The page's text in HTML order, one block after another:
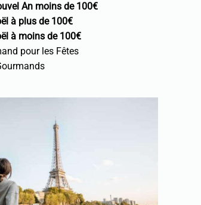
An moins de 100€
à plus de 100€
à moins de 100€
pour les Fêtes